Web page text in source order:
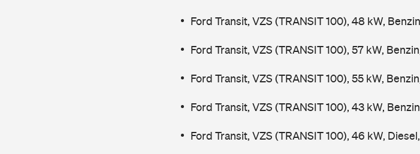
Ford Transit, VZS (TRANSIT 100), 48 kW,
Ford Transit, VZS (TRANSIT 100), 57 kW,
Ford Transit, VZS (TRANSIT 100), 55 kW,
Ford Transit, VZS (TRANSIT 100), 43 kW,
Ford Transit, VZS (TRANSIT 100), 46 kW,